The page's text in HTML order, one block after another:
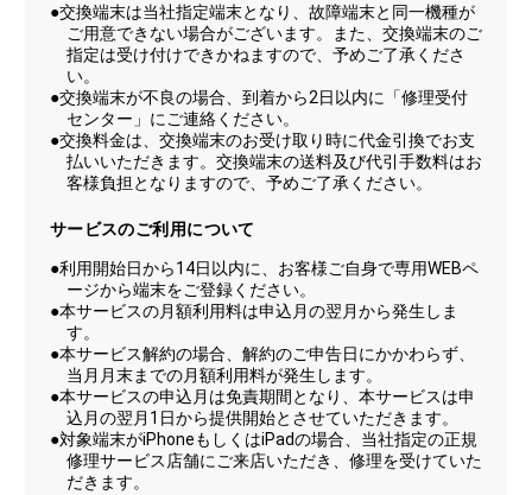
●交換端末は当社指定端末となり、故障端末と同一機種が
ご用意できない場合がございます。また、交換端末のご
指定は受け付けできかねますので、予めご了承くださ
い。
●交換端末が不良の場合、到着から2日以内に「修理受付
センター」にご連絡ください。
●交換料金は、交換端末のお受け取り時に代金引換でお支
払いいただきます。交換端末の送料及び代引手数料はお
客様負担となりますので、予めご了承ください。
サービスのご利用について
●利用開始日から14日以内に、お客様ご自身で専用WEBペ
ージから端末をご登録ください。
●本サービスの月額利用料は申込月の翌月から発生しま
す。
●本サービス解約の場合、解約のご申告日にかかわらず、
当月月末までの月額利用料が発生します。
●本サービスの申込月は免責期間となり、本サービスは申
込月の翌月1日から提供開始とさせていただきます。
●対象端末がiPhoneもしくはiPadの場合、当社指定の正規
修理サービス店舗にご来店いただき、修理を受けていた
だきます。